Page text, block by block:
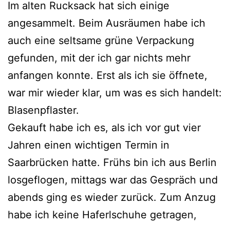
Im alten Rucksack hat sich einige
angesammelt. Beim Ausräumen habe ich
auch eine seltsame grüne Verpackung
gefunden, mit der ich gar nichts mehr
anfangen konnte. Erst als ich sie öffnete,
war mir wieder klar, um was es sich handelt:
Blasenpflaster.
Gekauft habe ich es, als ich vor gut vier
Jahren einen wichtigen Termin in
Saarbrücken hatte. Frühs bin ich aus Berlin
losgeflogen, mittags war das Gespräch und
abends ging es wieder zurück. Zum Anzug
habe ich keine Haferlschuhe getragen,